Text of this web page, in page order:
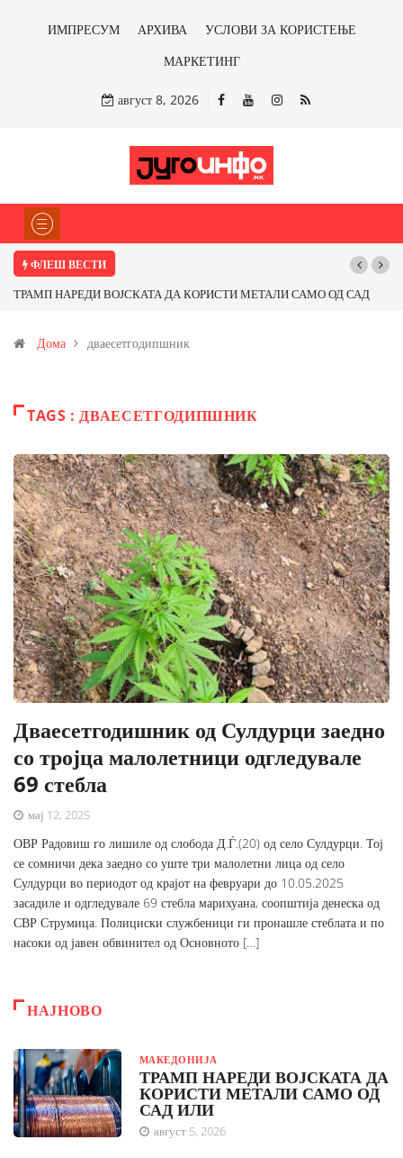
ИМПРЕСУМ АРХИВА
УСЛОВИ ЗА КОРИСТЕЊЕ
МАРКЕТИНГ
август 8, 2026
ФЛЕШ ВЕСТИ
НАРЕДИ ВОЈСКАТА ДА КОРИСТИ МЕТАЛИ САМО ОД САД
и со антимонот?
Дома дваесетгодипшник
TAGS : ДВАЕСЕТГОДИПШНИК
Дваесетгодишник од Сулдурци заедно
со тројца малолетници одгледувале
69 стебла
мај 12, 2025
ОВР Радовиш го лишиле од слобода Д.Ѓ.(20) од село Сулдурци. Тој
се сомничи дека заедно со уште три малолетни лица од село
Сулдурци во периодот од крајот на февруари до 10.05.2025
засадиле и одгледувале 69 стебла марихуана, соопштија денеска од
СВР Струмица. Полициски службеници ги пронашле стеблата и по
насоки од јавен обвинител од Основното […]
НАЈНОВО
МАКЕДОНИЈА
ТРАМП НАРЕДИ ВОЈСКАТА ДА
КОРИСТИ МЕТАЛИ САМО ОД
САД ИЛИ
август 5, 2026